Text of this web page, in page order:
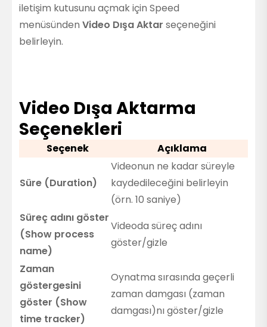
iletişim kutusunu açmak için Speed
menüsünden Video Dışa Aktar seçeneğini
belirleyin.
Video Dışa Aktarma
Seçenekleri
Seçenek Açıklama
Süre (Duration)
Videonun ne kadar süreyle
kaydedileceğini belirleyin
(örn. 10 saniye)
Süreç adını göster
(Show process
name)
Videoda süreç adını
göster/gizle
Zaman
göstergesini
göster (Show
time tracker)
Oynatma sırasında geçerli
zaman damgası (zaman
damgası)nı göster/gizle